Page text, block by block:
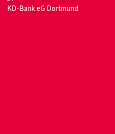
KD-Bank eG Dortmund